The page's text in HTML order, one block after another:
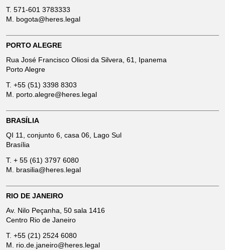
T. 571-601 3783333
M. bogota@heres.legal
PORTO ALEGRE
Rua José Francisco Oliosi da Silvera, 61, Ipanema
Porto Alegre
T. +55 (51) 3398 8303
M. porto.alegre@heres.legal
BRASÍLIA
QI 11, conjunto 6, casa 06, Lago Sul
Brasília
T. + 55 (61) 3797 6080
M. brasilia@heres.legal
RIO DE JANEIRO
Av. Nilo Peçanha, 50 sala 1416
Centro Rio de Janeiro
T. +55 (21) 2524 6080
M. rio.de.janeiro@heres.legal